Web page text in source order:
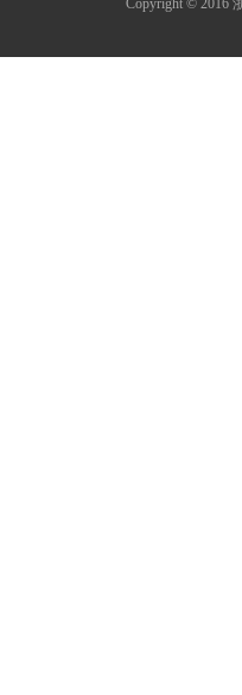
Copyright © 2016